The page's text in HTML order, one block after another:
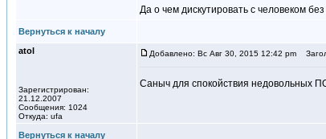
Да о чем дискутировать с человеком
Вернуться к началу
atol
Зарегистрирован:
21.12.2007
Сообщения: 1024
Откуда: ufa
Добавлено: Вс Авг 30, 2015 12:42 pm
Саныч для спокойствия недовольных
Вернуться к началу